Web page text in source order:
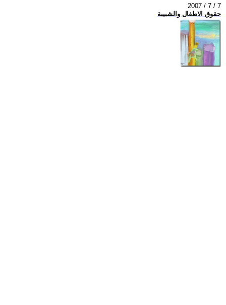
2007 / 7 / 7
حقوق الاطفال والشبيبة